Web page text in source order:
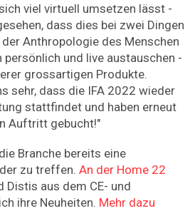
viel virtuell umsetzen lässt -
dass dies bei zwei Dingen
Anthropologie des Menschen
und live austauschen -
grossartigen Produkte.
sehr, dass die IFA 2022 wieder
stattfindet und haben erneut
Auftritt gebucht!"
Branche bereits eine
zu treffen. An der Home 22
Distis aus dem CE- und
ihre Neuheiten. Mehr dazu